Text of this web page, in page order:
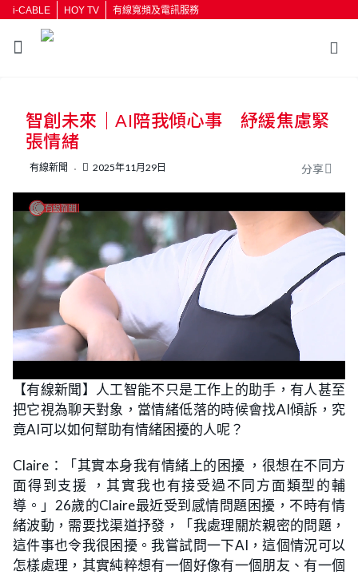
i-CABLE HOY TV 有線寬頻及電訊服務
按輸入鍵開始搜尋
智創未來｜AI陪我傾心事 紓緩焦慮緊
張情緒
有線新聞 2025年11月29日 分享
n
m
t
e
o
a
d
e
d
:
1
2
9
%
【有線新聞】人工智能不只是工作上的助手，有人甚至
把它視為聊天對象，當情緒低落的時候會找AI傾訴，究
竟AI可以如何幫助有情緒困擾的人呢？
Claire：「其實本身我有情緒上的困擾 ，很想在不同方
面得到支援 ，其實我也有接受過不同方面類型的輔
導。」26歲的Claire最近受到感情問題困擾，不時有情
緒波動，需要找渠道抒發，「我處理關於親密的問題，
這件事也令我很困擾。我嘗試問一下AI，這個情況可以
怎樣處理，其實純粹想有一個好像有一個朋友、有一個